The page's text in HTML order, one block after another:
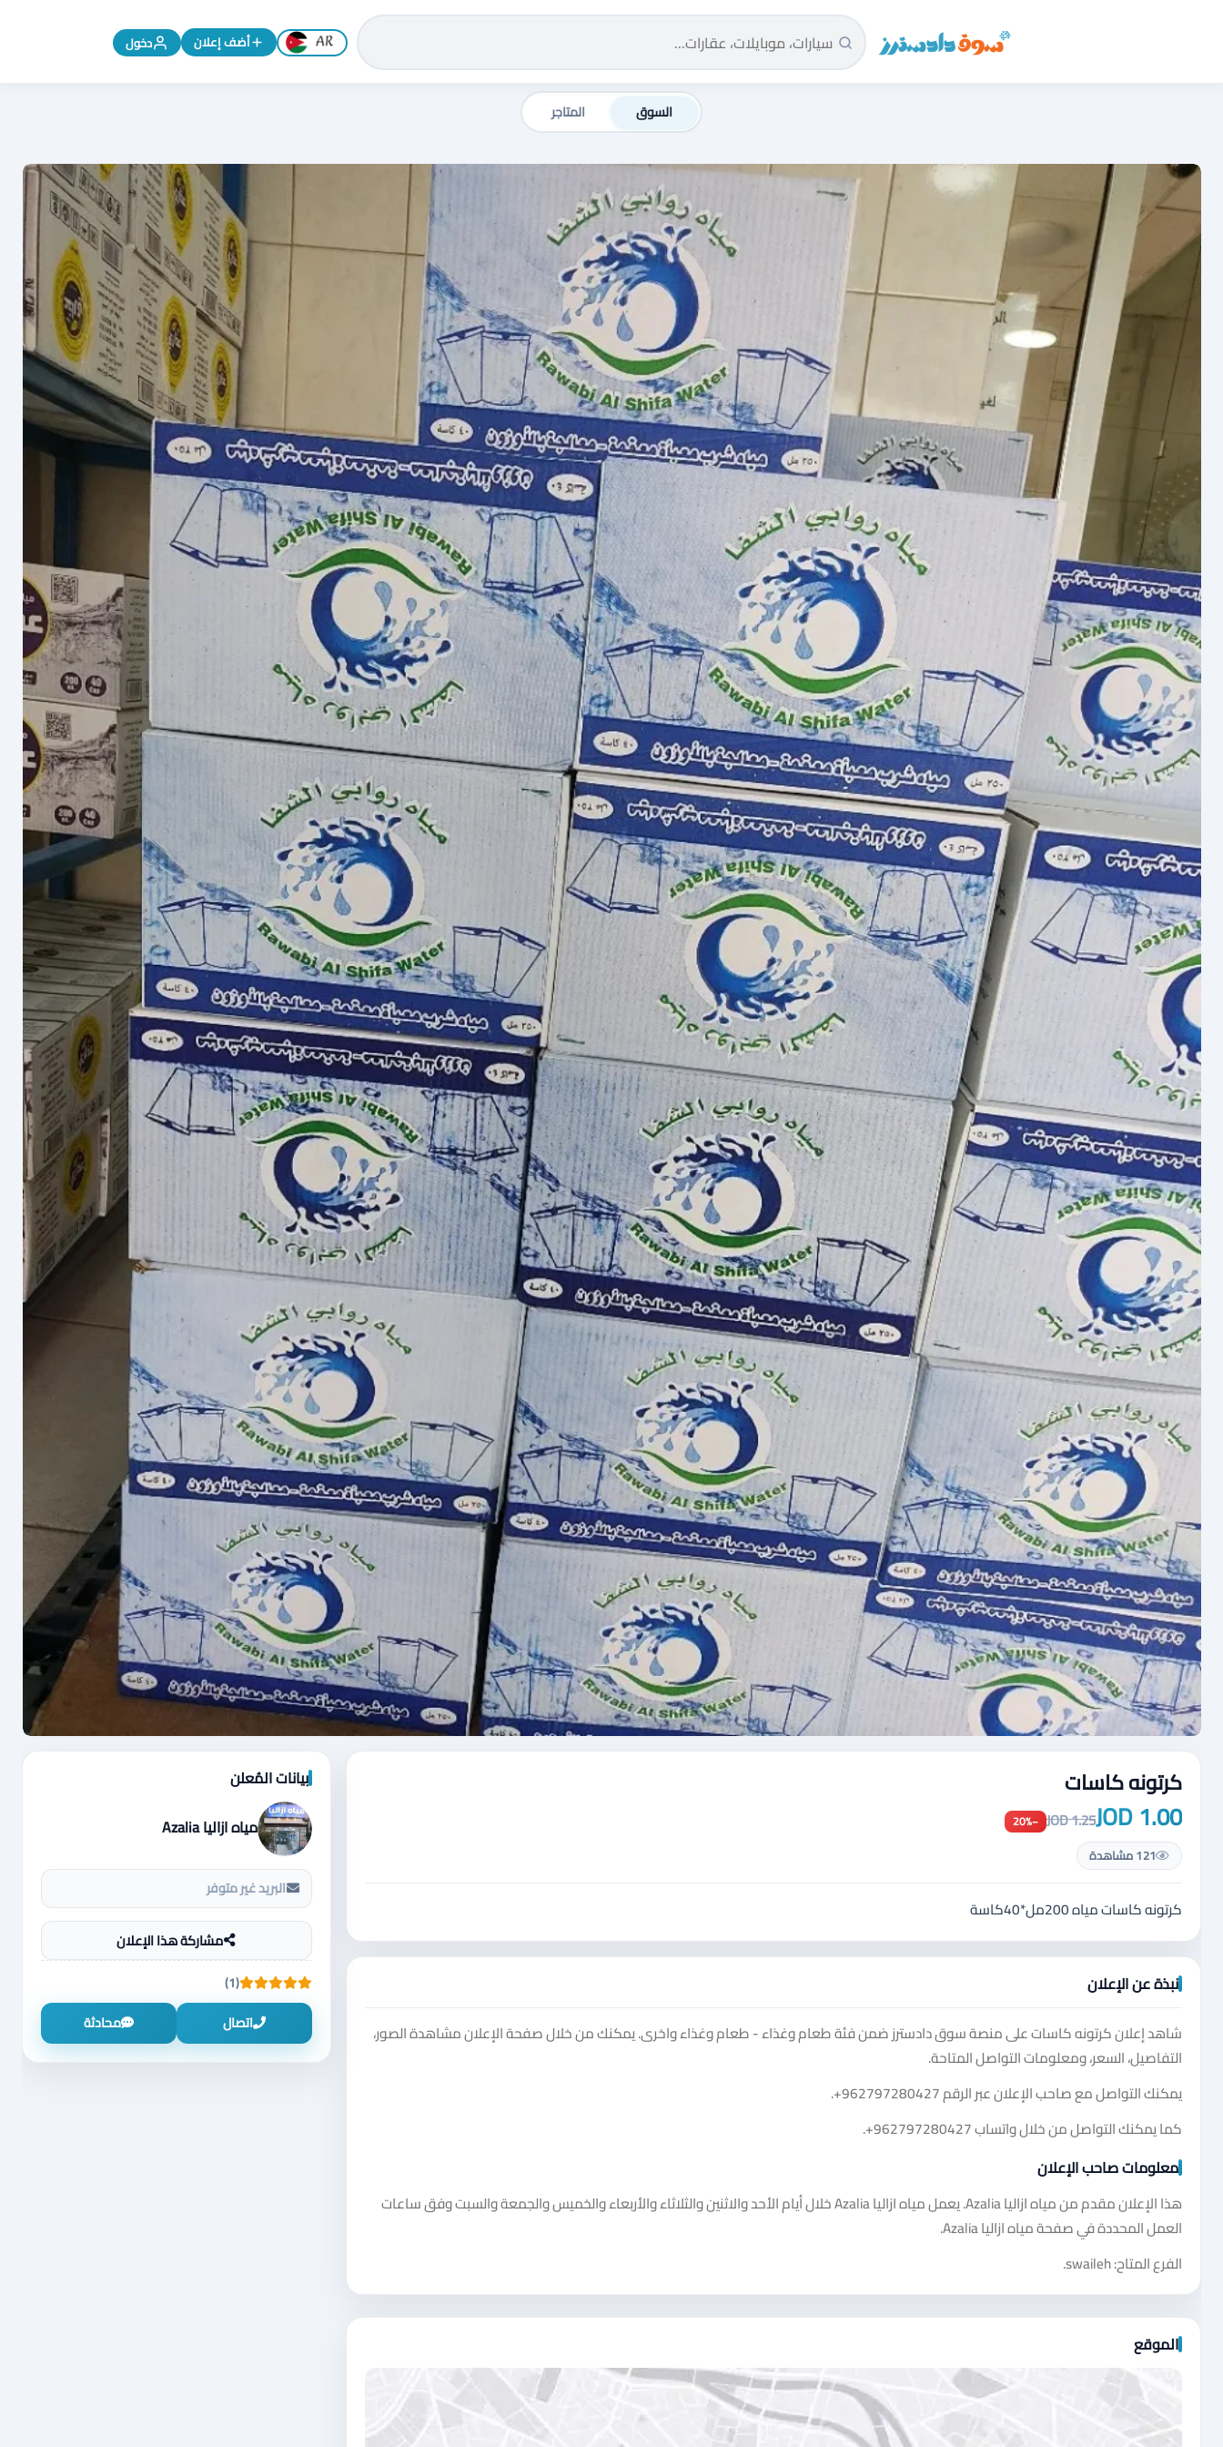
سوق دادسترز الرئيسية تغيير اللغة إلى الإنجليزية
أضف إعلان دخول
السوق المتاجر
كرتونه كاسات
1.00 JOD
1.25 JOD
−20%
121 مشاهدة
كرتونه كاسات مياه 200مل*40كاسة
نبذة عن الإعلان
شاهد إعلان كرتونه كاسات على منصة سوق دادسترز ضمن فئة طعام وغذاء - طعام وغذاء واخرى. يمكنك من خلال صفحة الإعلان مشاهدة الصور،
التفاصيل، السعر، ومعلومات التواصل المتاحة.
يمكنك التواصل مع صاحب الإعلان عبر الرقم+962797280427
.
كما يمكنك التواصل من خلال واتساب+962797280427
.
معلومات صاحب الإعلان
هذا الإعلان مقدم من مياه ازاليا Azalia. يعمل مياه ازاليا Azalia خلال أيام الأحد والاثنين والثلاثاء والأربعاء والخميس والجمعة والسبت وفق ساعات
العمل المحددة في صفحة مياه ازاليا Azalia.
الفرع المتاح: swaileh.
الموقع
بيانات المُعلن
مياه ازاليا Azalia
البريد غير متوفر
مشاركة هذا الإعلان
(1)
اتصال
محادثة